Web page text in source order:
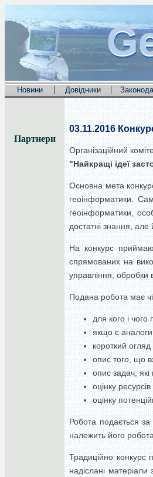
Новини | Довідники |
Партнери
03.11.2016
Організаційний
"Найкращі ідеї
Основна мета
геоінформатики.
геоінформатики,
достатні знання, але
На конкурс
спрямованих на
управління, обробки
Подана робота має
для кого і
якщо є
короткий огляд
опис того, що
опис задач,
оцінку
оцінку
Робота подається
належить його робота.
Традиційно конкурс
надіслані